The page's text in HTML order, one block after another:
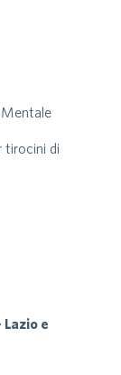
tirocini di
e